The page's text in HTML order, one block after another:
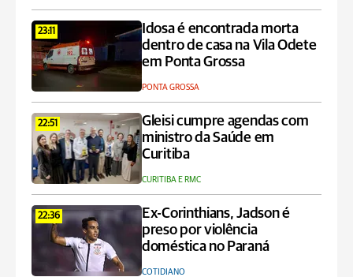
23:11
Idosa é encontrada morta
dentro de casa na Vila Odete
em Ponta Grossa
PONTA GROSSA
22:51
Gleisi cumpre agendas com
ministro da Saúde em
Curitiba
CURITIBA E RMC
22:36
Ex-Corinthians, Jadson é
preso por violência
doméstica no Paraná
COTIDIANO